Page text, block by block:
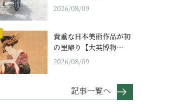
2026/08/09
貴重な日本美術作品が初
の里帰り【大英博物…
2026/08/09
記事一覧へ